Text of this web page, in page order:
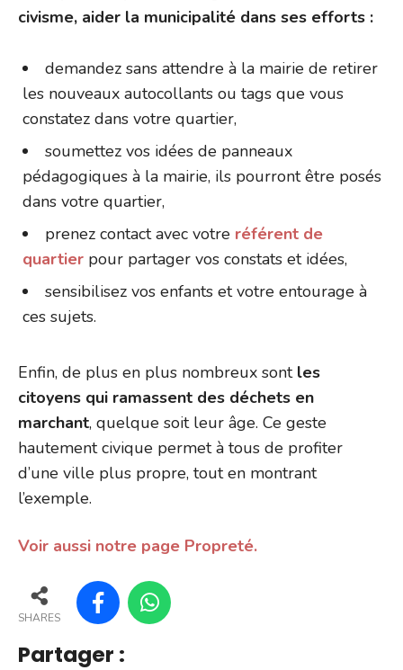
civisme, aider la municipalité dans ses efforts :
demandez sans attendre à la mairie de retirer
les nouveaux autocollants ou tags que vous
constatez dans votre quartier,
soumettez vos idées de panneaux
pédagogiques à la mairie, ils pourront être posés
dans votre quartier,
prenez contact avec votre référent de
quartier pour partager vos constats et idées,
sensibilisez vos enfants et votre entourage à
ces sujets.
Enfin, de plus en plus nombreux sont les
citoyens qui ramassent des déchets en
marchant, quelque soit leur âge. Ce geste
hautement civique permet à tous de profiter
d’une ville plus propre, tout en montrant
l’exemple.
Voir aussi notre page Propreté.
SHARES
Partager :